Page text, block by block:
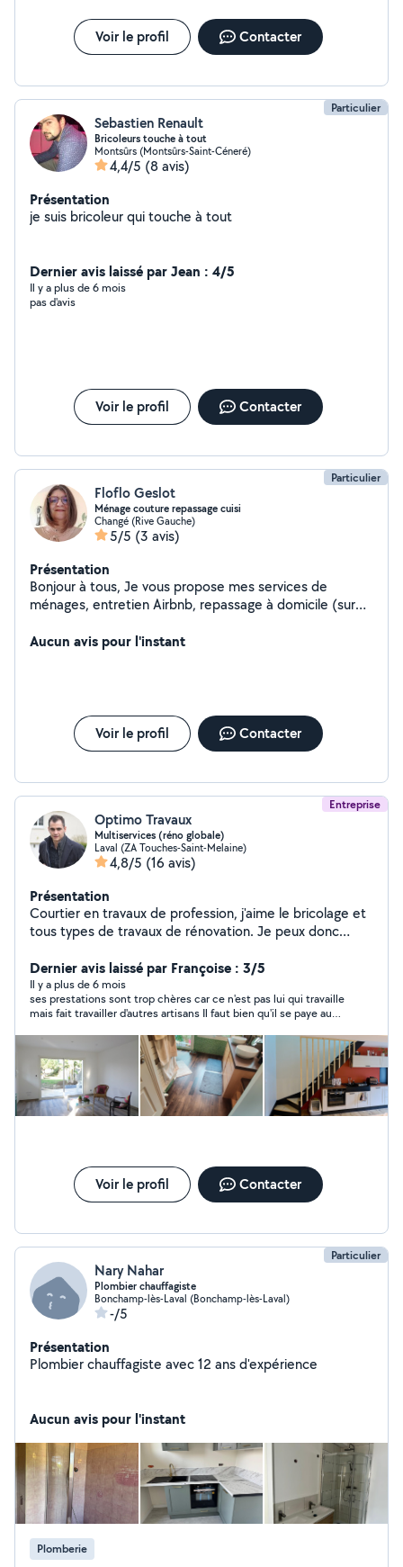
Voir le profil Contacter
Particulier
Sebastien Renault
Bricoleurs touche à tout
Montsûrs (Montsûrs-Saint-Céneré)
4,4/5 (8 avis)
Présentation
je suis bricoleur qui touche à tout
Dernier avis laissé par Jean : 4/5
Il y a plus de 6 mois
pas d'avis
Voir le profil Contacter
Particulier
Floflo Geslot
Ménage couture repassage cuisi
Changé (Rive Gauche)
5/5 (3 avis)
Présentation
Bonjour à tous, Je vous propose mes services de
ménages, entretien Airbnb, repassage à domicile (sur
compagnie pour personnes âgées ou handicapées
Aucun avis pour l'instant
Voir le profil Contacter
Entreprise
Optimo Travaux
Multiservices (réno globale)
Laval (ZA Touches-Saint-Melaine)
4,8/5 (16 avis)
Présentation
Courtier en travaux de profession, j'aime le bricolage et
tous types de travaux de rénovation. Je peux donc
plusieurs appartements de A à Z et je sais être
minutieux pour atteindre un résultat satisfaisant. De
nature souriant et accueillant, je peux vous apporter
mon aide sur tous les petits travaux d'aménagement, de
sol, de peinture, d'entretien extérieur, etc. Mon objectif
est toujours de repartir d'un chantier avec un sourire
partagé avec mon client.
Dernier avis laissé par Françoise : 3/5
Il y a plus de 6 mois
ses prestations sont trop chères car ce n'est pas lui qui travaille
mais fait travailler d'autres artisans Il faut bien qu'il se paye au
Voir le profil Contacter
Particulier
Nary Nahar
Plombier chauffagiste
Bonchamp-lès-Laval (Bonchamp-lès-Laval)
-/5
Présentation
Plombier chauffagiste avec 12 ans d'expérience
Aucun avis pour l'instant
Plomberie